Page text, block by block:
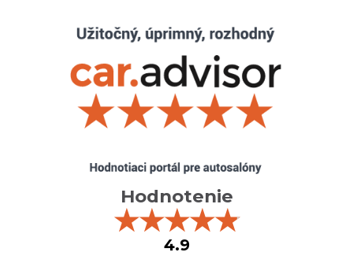
Hodnotenie
★★★★★
4.9